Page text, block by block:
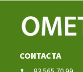
CONTACTA